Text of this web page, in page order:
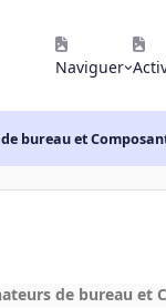
Naviguer
bureau et
de bureau et